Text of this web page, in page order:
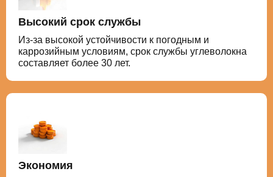
Высокий срок службы
Из-за высокой устойчивости к погодным и
каррозийным условиям, срок службы углеволокна
составляет более 30 лет.
Экономия